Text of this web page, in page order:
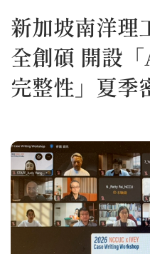
新加坡南洋理
全創碩 開設
完整性」夏季